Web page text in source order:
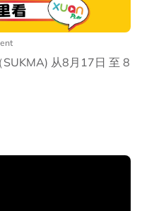
从8月17日 至 8